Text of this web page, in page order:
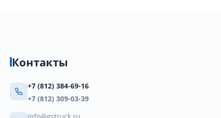
Контакты
+7 (812) 384-69-16
+7 (812) 309-03-39